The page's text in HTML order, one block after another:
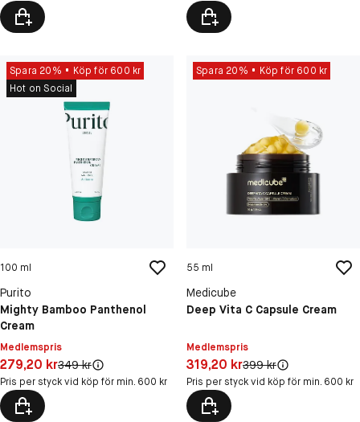
Spara 20%
Köp för 600 kr
Hot on Social
100 ml
Purito
Mighty Bamboo Panthenol
Cream
Medlemspris
Pris: 279,20 kr
279,20 krOriginal pris:
349 kr
Pris per styck vid köp för min. 600 kr
Spara 20% Köp för 600 kr
55 ml
Medicube
Deep Vita C Capsule Cream
Medlemspris
Pris: 319,20 kr
319,20 krOriginal pris:
399 kr
Pris per styck vid köp för min. 600 kr